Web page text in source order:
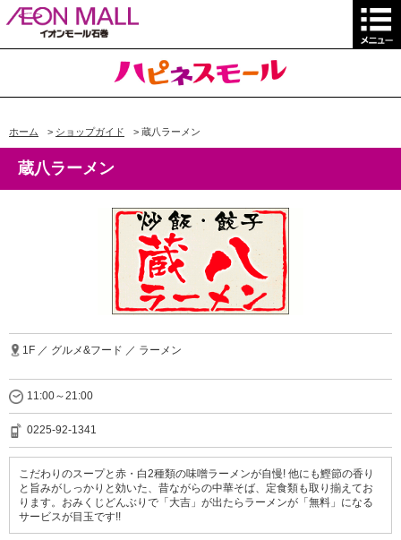
ホーム > ショップガイド > 蔵八ラーメン
蔵八ラーメン
1F ／ グルメ&フード ／ ラーメン
11:00～21:00
0225-92-1341
こだわりのスープと赤・白2種類の味噌ラーメンが自慢! 他にも鰹節の香り
と旨みがしっかりと効いた、昔ながらの中華そば、定食類も取り揃えてお
ります。おみくじどんぶりで「大吉」が出たらラーメンが「無料」になる
サービスが目玉です!!